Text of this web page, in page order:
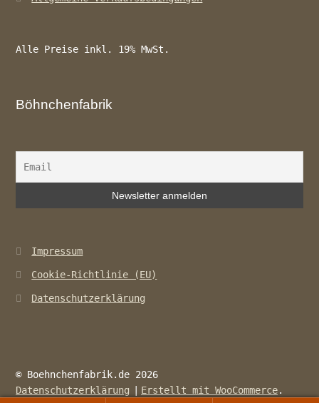
Alle Preise inkl. 19% MwSt.
Böhnchenfabrik
Impressum
Cookie-Richtlinie (EU)
Datenschutzerklärung
© Boehnchenfabrik.de 2026
Datenschutzerklärung
Erstellt mit WooCommerce.